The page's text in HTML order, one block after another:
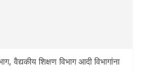
वैद्यकीय शिक्षण विभाग आदी विभागांना